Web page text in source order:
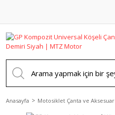
Anasayfa Motosiklet Çanta ve Aksesuar